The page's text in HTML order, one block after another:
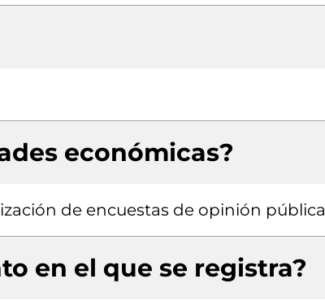
económicas?
de encuestas de opinión pública
en el que se registra?